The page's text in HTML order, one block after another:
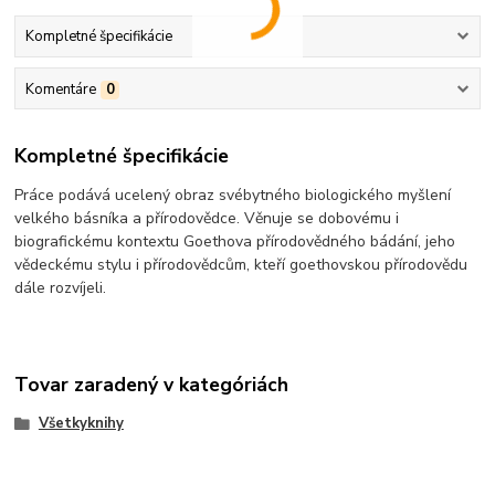
Kompletné špecifikácie
Komentáre 0
Kompletné špecifikácie
Práce podává ucelený obraz svébytného biologického myšlení
velkého básníka a přírodovědce. Věnuje se dobovému i
biografickému kontextu Goethova přírodovědného bádání, jeho
vědeckému stylu i přírodovědcům, kteří goethovskou přírodovědu
dále rozvíjeli.
Tovar zaradený v kategóriách
Všetkyknihy